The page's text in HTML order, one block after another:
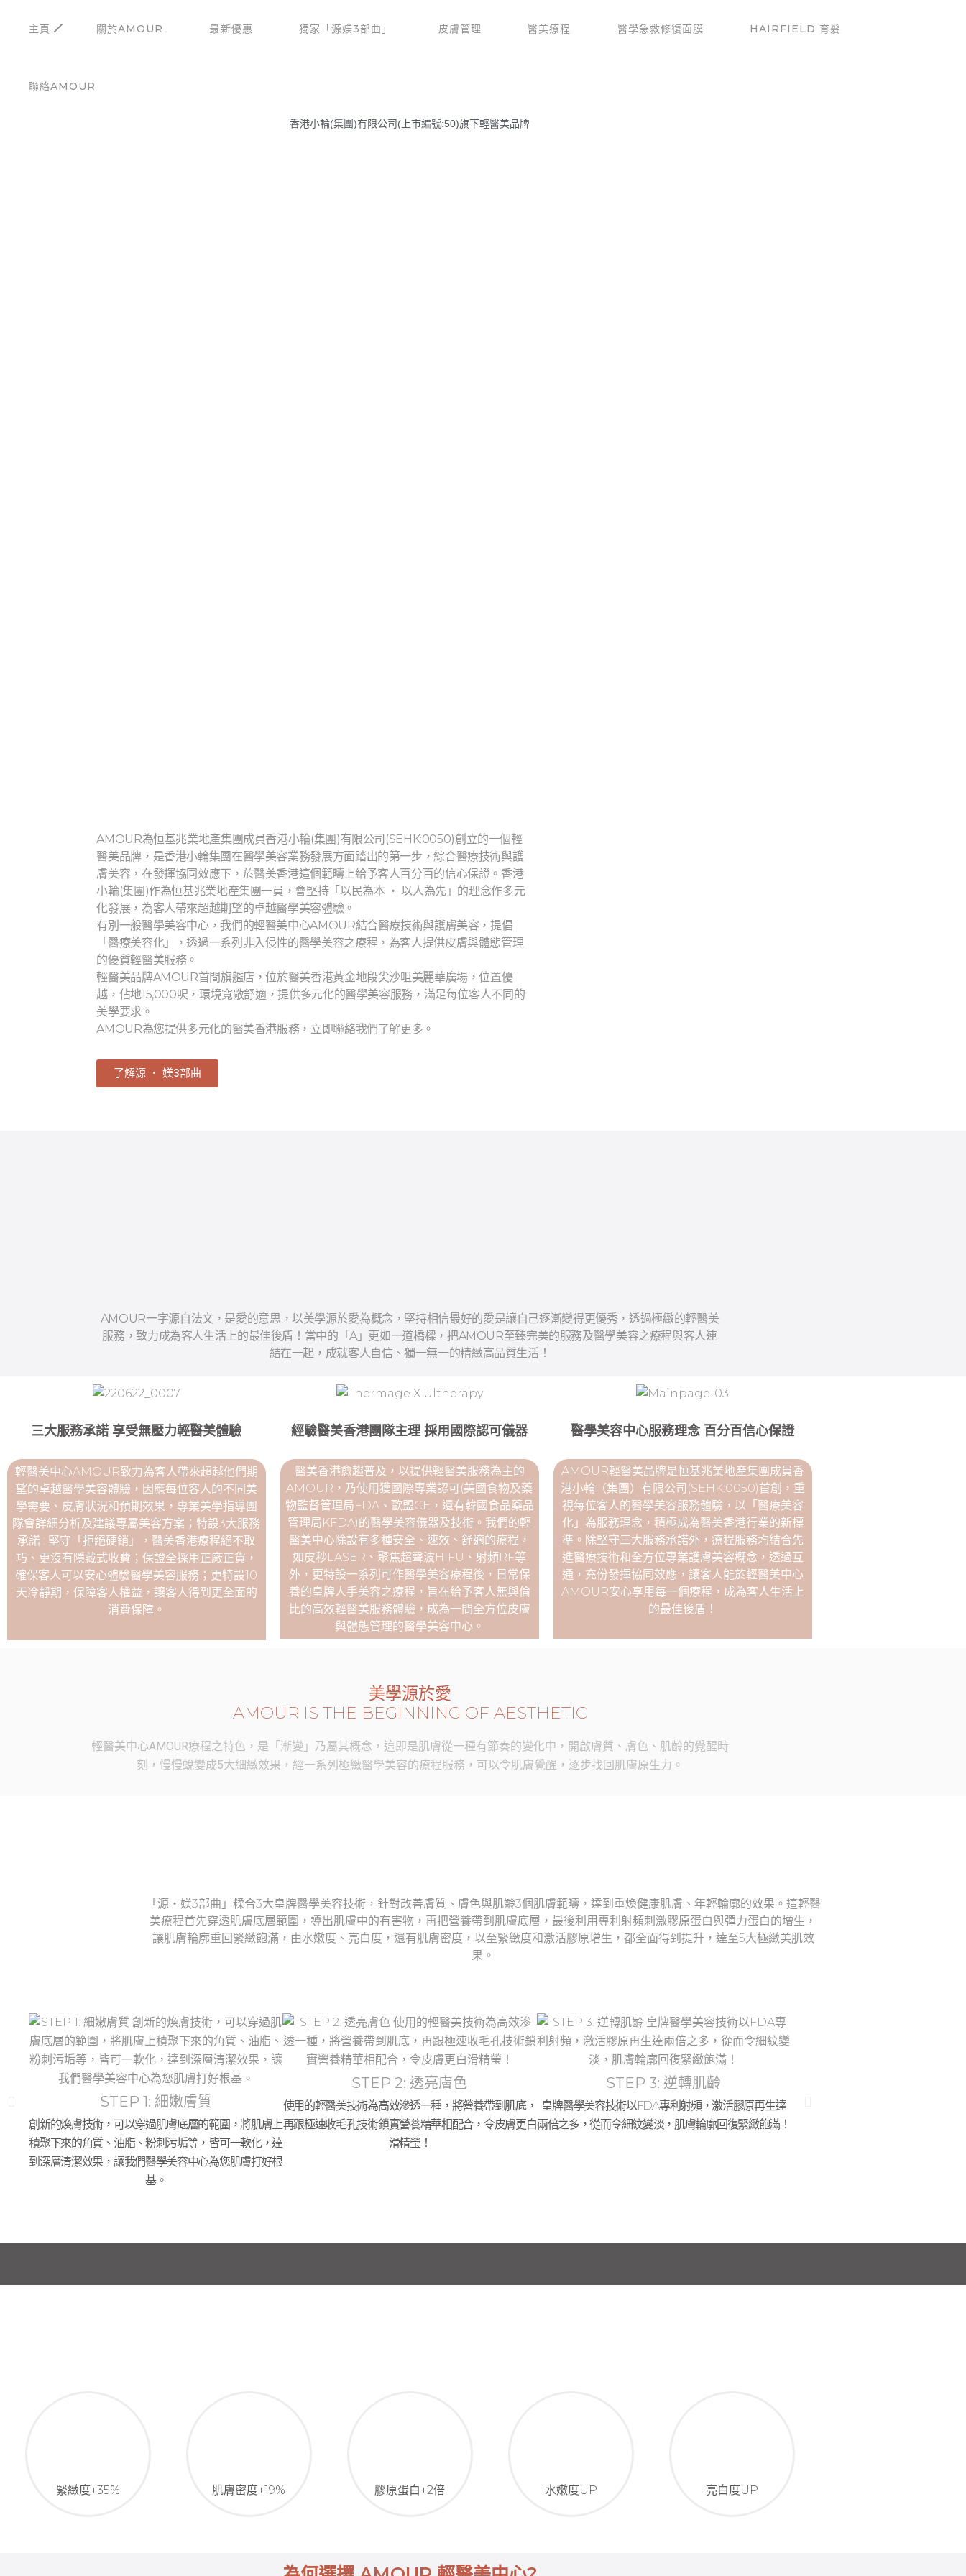
主頁 關於AMOUR 最新優惠 獨家「源媄3部曲」 皮膚管理 醫美療程 醫學急救修復面膜 HAIRFIELD 育髮
聯絡AMOUR
香港小輪(集團)有限公司(上市編號:50)旗下輕醫美品牌
AMOUR為恒基兆業地產集團成員香港小輪(集團)有限公司(SEHK:0050)創立的一個輕
醫美品牌，是香港小輪集團在醫學美容業務發展方面踏出的第一步，綜合醫療技術與護
膚美容，在發揮協同效應下，於醫美香港這個範疇上給予客人百分百的信心保證。香港
小輪(集團)作為恒基兆業地產集團一員，會堅持「以民為本 ‧ 以人為先」的理念作多元
化發展，為客人帶來超越期望的卓越醫學美容體驗。
有別一般醫學美容中心，我們的輕醫美中心AMOUR結合醫療技術與護膚美容，提倡
「醫療美容化」，透過一系列非入侵性的醫學美容之療程，為客人提供皮膚與體態管理
的優質輕醫美服務。
輕醫美品牌AMOUR首間旗艦店，位於醫美香港黃金地段尖沙咀美麗華廣場，位置優
越，佔地15,000呎，環境寬敞舒適，提供多元化的醫學美容服務，滿足每位客人不同的
美學要求。
AMOUR為您提供多元化的醫美香港服務，立即聯絡我們了解更多。
了解源 ‧ 媄3部曲
AMOUR一字源自法文，是愛的意思，以美學源於愛為概念，堅持相信最好的愛是讓自己逐漸變得更優秀，透過極緻的輕醫美
服務，致力成為客人生活上的最佳後盾！當中的「A」更如一道橋樑，把AMOUR至臻完美的服務及醫學美容之療程與客人連
結在一起，成就客人自信、獨一無一的精緻高品質生活！
三大服務承諾 享受無壓力輕醫美體驗
輕醫美中心AMOUR致力為客人帶來超越他們期
望的卓越醫學美容體驗，因應每位客人的不同美
學需要、皮膚狀況和預期效果，專業美學指導團
隊會詳細分析及建議專屬美容方案；特設3大服務
承諾 : 堅守「拒絕硬銷」，醫美香港療程絕不取
巧、更沒有隱藏式收費；保證全採用正廠正貨，
確保客人可以安心體驗醫學美容服務；更特設10
天冷靜期，保障客人權益，讓客人得到更全面的
消費保障。
經驗醫美香港團隊主理 採用國際認可儀器
醫美香港愈趨普及，以提供輕醫美服務為主的
AMOUR，乃使用獲國際專業認可(美國食物及藥
物監督管理局FDA、歐盟CE，還有韓國食品藥品
管理局KFDA)的醫學美容儀器及技術。我們的輕
醫美中心除設有多種安全、速效、舒適的療程，
如皮秒LASER、聚焦超聲波HIFU、射頻RF等
外，更特設一系列可作醫學美容療程後，日常保
養的皇牌人手美容之療程，旨在給予客人無與倫
比的高效輕醫美服務體驗，成為一間全方位皮膚
與體態管理的醫學美容中心。
醫學美容中心服務理念 百分百信心保證
AMOUR輕醫美品牌是恒基兆業地產集團成員香
港小輪（集團）有限公司(SEHK:0050)首創，重
視每位客人的醫學美容服務體驗，以「醫療美容
化」為服務理念，積極成為醫美香港行業的新標
準。除堅守三大服務承諾外，療程服務均結合先
進醫療技術和全方位專業護膚美容概念，透過互
通，充份發揮協同效應，讓客人能於輕醫美中心
AMOUR安心享用每一個療程，成為客人生活上
的最佳後盾！
美學源於愛
AMOUR IS THE BEGINNING OF AESTHETIC
輕醫美中心AMOUR療程之特色，是「漸變」乃屬其概念，這即是肌膚從一種有節奏的變化中，開啟膚質、膚色、肌齡的覺醒時
刻，慢慢蛻變成5大細緻效果，經一系列極緻醫學美容的療程服務，可以令肌膚覺醒，逐步找回肌膚原生力。
「源‧媄3部曲」糅合3大皇牌醫學美容技術，針對改善膚質、膚色與肌齡3個肌膚範疇，達到重煥健康肌膚、年輕輪廓的效果。這輕醫
美療程首先穿透肌膚底層範圍，導出肌膚中的有害物，再把營養帶到肌膚底層，最後利用專利射頻刺激膠原蛋白與彈力蛋白的增生，
讓肌膚輪廓重回緊緻飽滿，由水嫩度、亮白度，還有肌膚密度，以至緊緻度和激活膠原增生，都全面得到提升，達至5大極緻美肌效
果。
STEP 1: 細嫩膚質
創新的煥膚技術，可以穿過肌膚底層的範圍，將肌膚上
積聚下來的角質、油脂、粉刺污垢等，皆可一軟化，達
到深層清潔效果，讓我們醫學美容中心為您肌膚打好根
基。
STEP 2: 透亮膚色
使用的輕醫美技術為高效滲透一種，將營養帶到肌底，
再跟極速收毛孔技術鎖實營養精華相配合，令皮膚更白
滑精瑩！
STEP 3: 逆轉肌齡
皇牌醫學美容技術以FDA專利射頻，激活膠原再生達
兩倍之多，從而令細紋變淡，肌膚輪廓回復緊緻飽滿！
緊緻度+35% 肌膚密度+19% 膠原蛋白+2倍 水嫩度UP 亮白度UP